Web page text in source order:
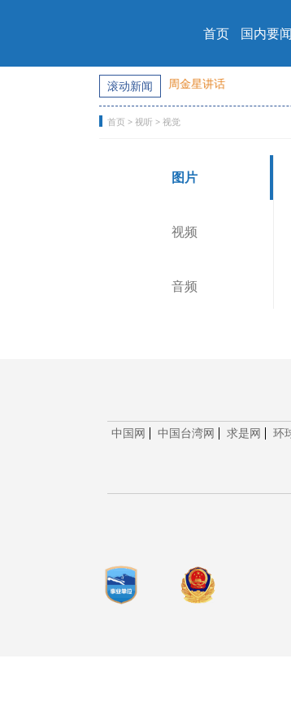
首页 国内要闻
滚动新闻
第十轮巡察 集中反馈会召开 周金星讲话
首页 > 视听 > 视觉
图片
视频
音频
中国网 中国台湾网 求是网 环